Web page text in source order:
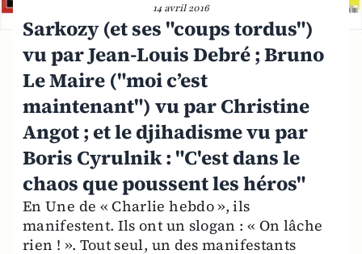
14 avril 2016
Sarkozy (et ses "coups tordus")
vu par Jean-Louis Debré ; Bruno
Le Maire ("moi c’est
maintenant") vu par Christine
Angot ; et le djihadisme vu par
Boris Cyrulnik : "C'est dans le
chaos que poussent les héros"
En Une de « Charlie hebdo », ils
manifestent. Ils ont un slogan : « On lâche
rien ! ». Tout seul, un des manifestants